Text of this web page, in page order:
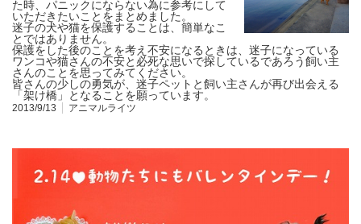
た時、パニックにならない為に参考にして
いただきたいことをまとめました。
迷子の犬や猫を保護することは、簡単なこ
とではありません。
保護をした後のことを考え不安になるときは、迷子になっている
ワンコや猫さんの不安と必死な思いで探しているであろう飼い主
さんのことを思ってみてください。
皆さんの少しの勇気が、迷子ペットと飼い主さんが再び出会える
「架け橋」となることを願っています。
2013/9/13 アニマルライツ